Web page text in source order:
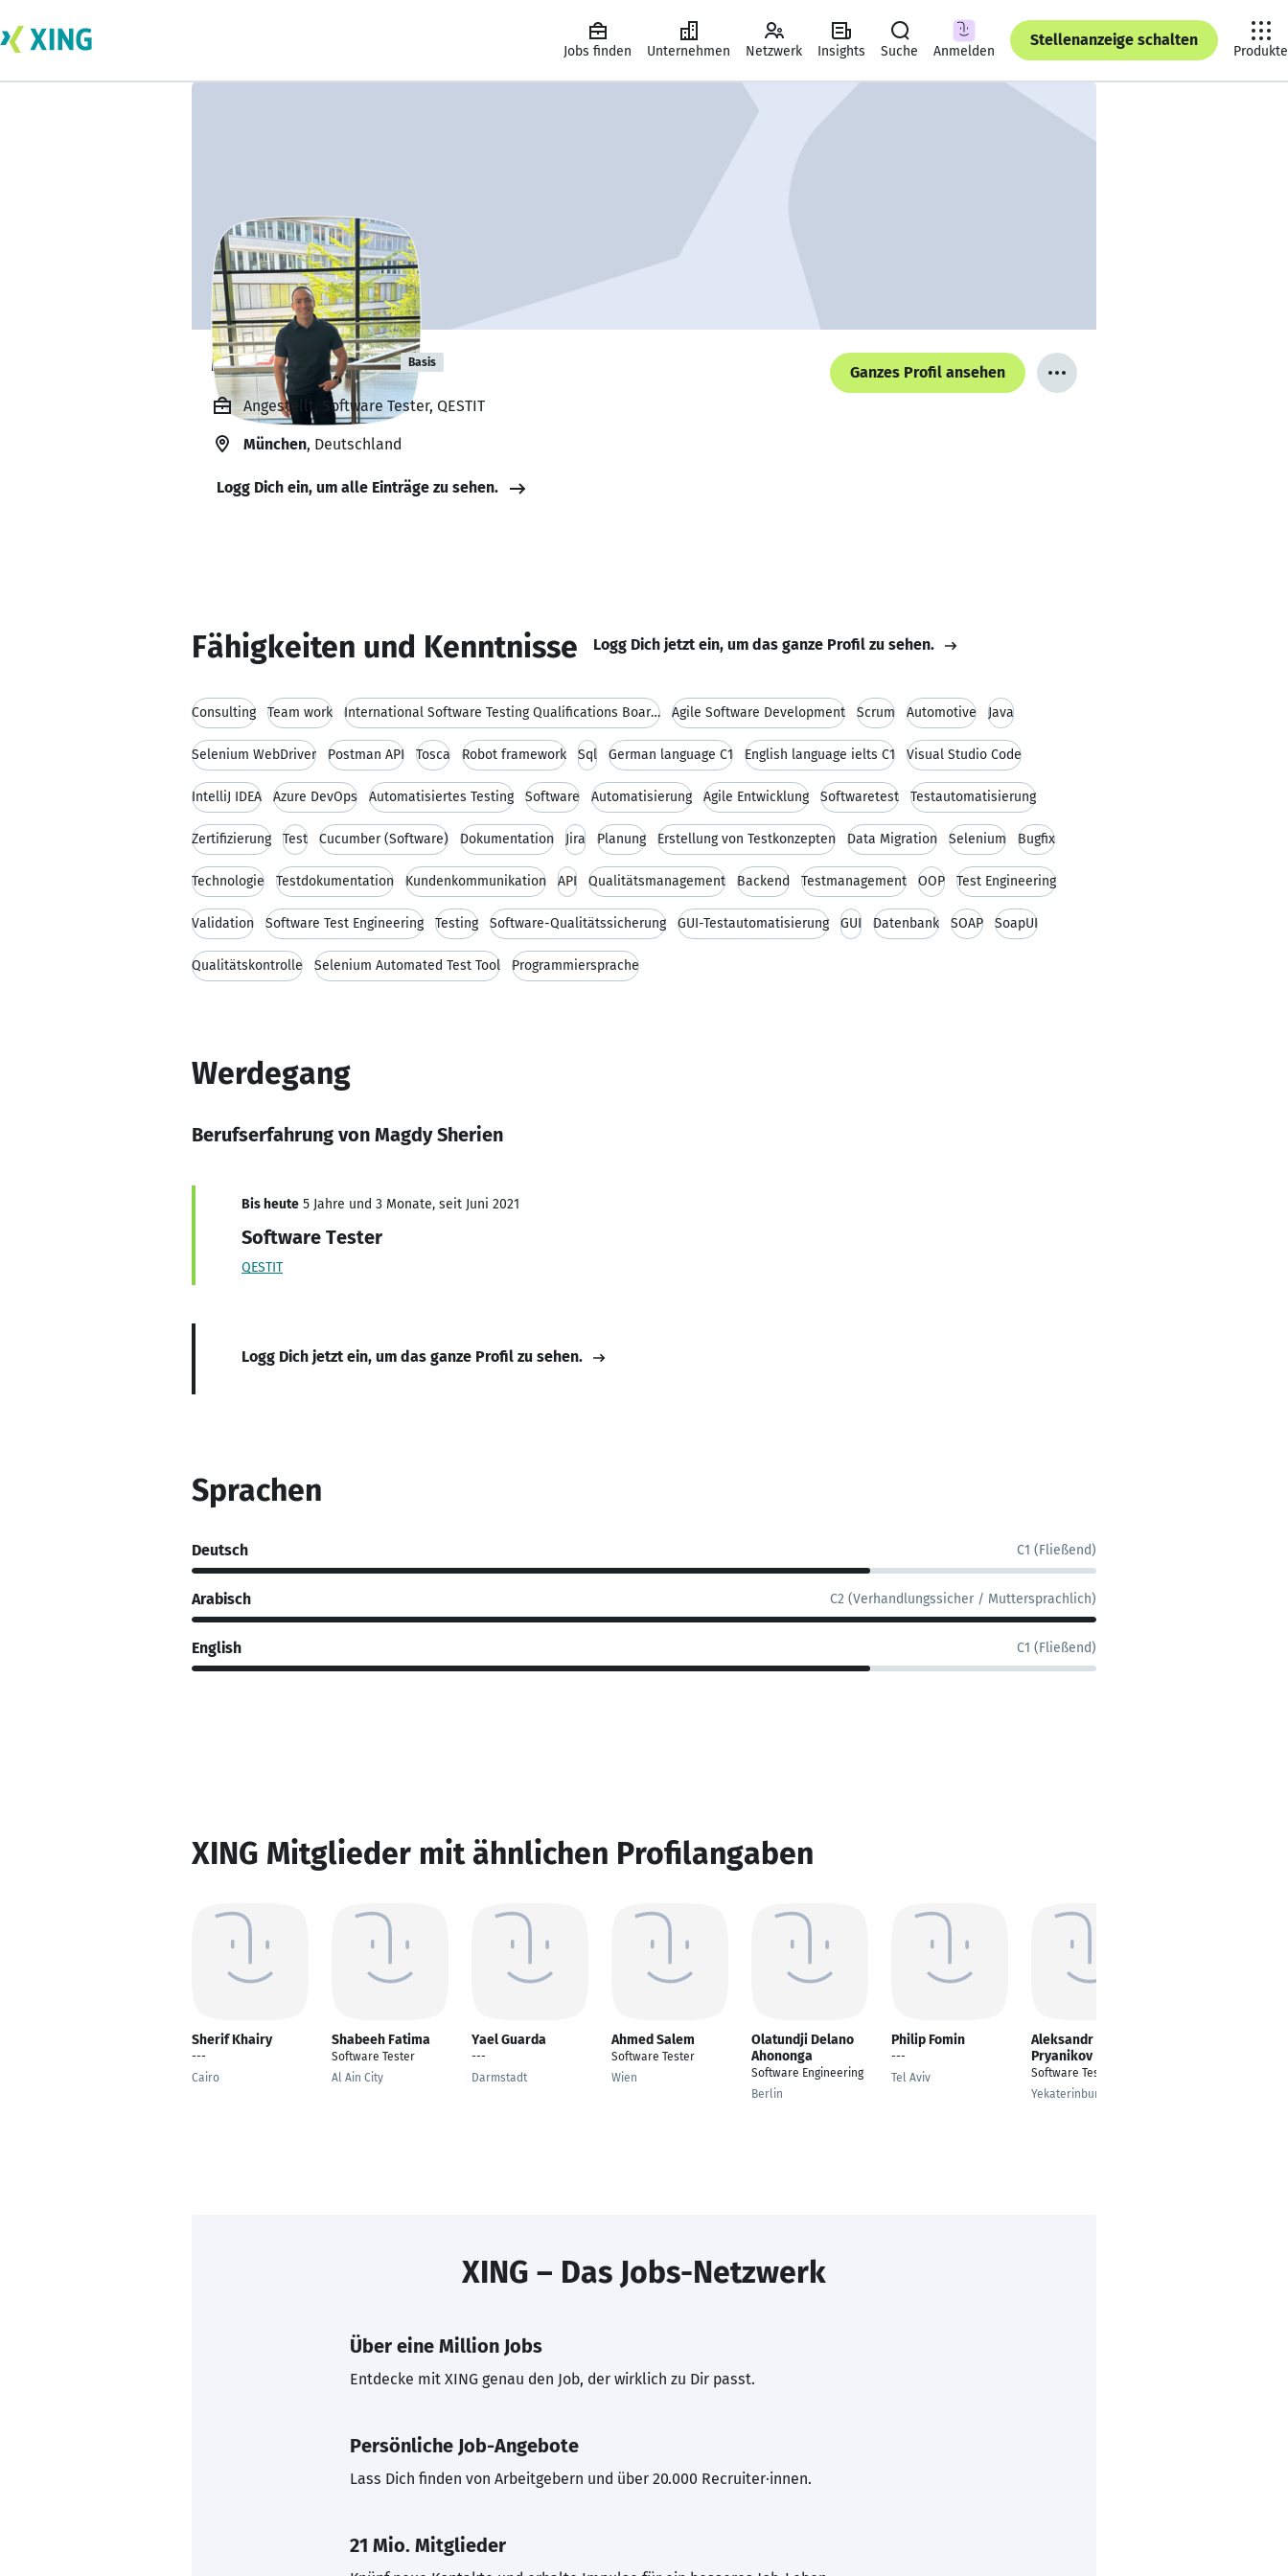
Jobs finden Unternehmen Netzwerk Insights Suche Anmelden
Stellenanzeige schalten
Produkte
Magdy Sherien Basis
Ganzes Profil ansehen
Angestellt, Software Tester, QESTIT
München, Deutschland
Logg Dich ein, um alle Einträge zu sehen.
Fähigkeiten und Kenntnisse Logg Dich jetzt ein, um das ganze Profil zu sehen.
Consulting Team work International Software Testing Qualifications Board (ISTQB) Agile Software Development Scrum Automotive Java
Selenium WebDriver Postman API Tosca Robot framework Sql German language C1 English language ielts C1 Visual Studio Code
IntelliJ IDEA Azure DevOps Automatisiertes Testing Software Automatisierung Agile Entwicklung Softwaretest Testautomatisierung
Zertifizierung Test Cucumber (Software) Dokumentation Jira Planung Erstellung von Testkonzepten Data Migration Selenium Bugfix
Technologie Testdokumentation Kundenkommunikation API Qualitätsmanagement Backend Testmanagement OOP Test Engineering
Validation Software Test Engineering Testing Software-Qualitätssicherung GUI-Testautomatisierung GUI Datenbank SOAP SoapUI
Qualitätskontrolle Selenium Automated Test Tool Programmiersprache
Werdegang
Berufserfahrung von Magdy Sherien
Bis heute 5 Jahre und 3 Monate, seit Juni 2021
Software Tester
QESTIT
Logg Dich jetzt ein, um das ganze Profil zu sehen.
Sprachen
Deutsch C1 (Fließend)
Arabisch C2 (Verhandlungssicher / Muttersprachlich)
English C1 (Fließend)
XING Mitglieder mit ähnlichen Profilangaben
Sherif Khairy
---
Cairo
Shabeeh Fatima
Software Tester
Al Ain City
Yael Guarda
---
Darmstadt
Ahmed Salem
Software Tester
Wien
Olatundji Delano
Ahononga
Software Engineering
Berlin
Philip Fomin
---
Tel Aviv
Aleksandr
Pryanikov
Software Tester
Yekaterinburg
XING – Das Jobs-Netzwerk
Über eine Million Jobs
Entdecke mit XING genau den Job, der wirklich zu Dir passt.
Persönliche Job-Angebote
Lass Dich finden von Arbeitgebern und über 20.000 Recruiter·innen.
21 Mio. Mitglieder